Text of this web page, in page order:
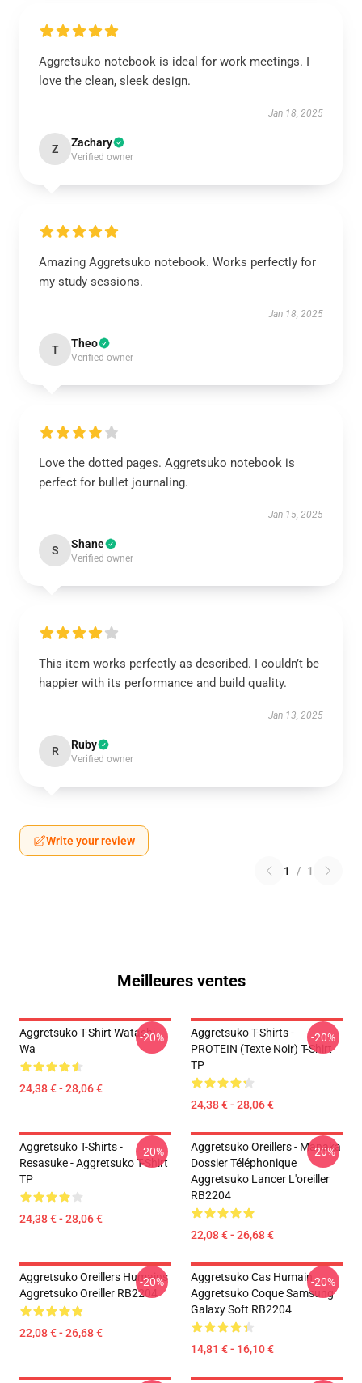
Aggretsuko notebook is ideal for work meetings. I
love the clean, sleek design.
Jan 18, 2025
Z Zachary
Verified owner
Amazing Aggretsuko notebook. Works perfectly for
my study sessions.
Jan 18, 2025
T Theo
Verified owner
Love the dotted pages. Aggretsuko notebook is
perfect for bullet journaling.
Jan 15, 2025
S Shane
Verified owner
This item works perfectly as described. I couldn’t be
happier with its performance and build quality.
Jan 13, 2025
R Ruby
Verified owner
Write your review
1 / 1
Meilleures ventes
Aggretsuko T-Shirt Watashi
Wa
24,38 € - 28,06 €
-20%
Aggretsuko T-Shirts -
PROTEIN (texte Noir) T-Shirt
TP
24,38 € - 28,06 €
-20%
Aggretsuko T-Shirts -
Resasuke - Aggretsuko T-Shirt
TP
24,38 € - 28,06 €
-20%
Aggretsuko Oreillers - Manaka
Dossier Téléphonique
Aggretsuko Lancer L'oreiller
RB2204
22,08 € - 26,68 €
-20%
Aggretsuko Oreillers Humains
Aggretsuko Oreiller RB2204
22,08 € - 26,68 €
-20%
Aggretsuko Cas Humain
Aggretsuko Coque Samsung
Galaxy Soft RB2204
14,81 € - 16,10 €
-20%